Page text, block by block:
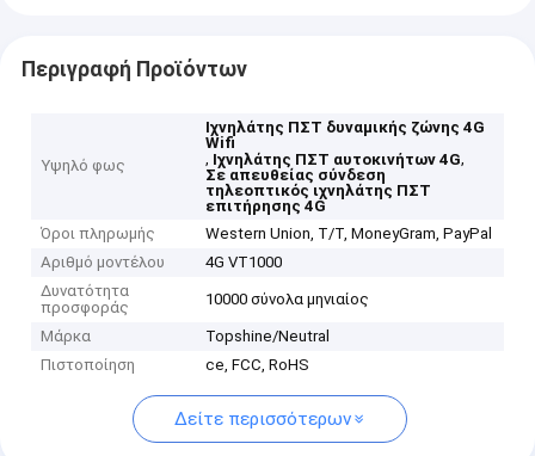
Περιγραφή Προϊόντων
Υψηλό φως
Ιχνηλάτης ΠΣΤ δυναμικής ζώνης 4G
Wifi
, Ιχνηλάτης ΠΣΤ αυτοκινήτων 4G,
Σε απευθείας σύνδεση
τηλεοπτικός ιχνηλάτης ΠΣΤ
επιτήρησης 4G
Όροι πληρωμής
Western Union, T/T, MoneyGram, PayPal
Αριθμό μοντέλου
4G VT1000
Δυνατότητα
προσφοράς
10000 σύνολα μηνιαίος
Μάρκα
Topshine/Neutral
Πιστοποίηση
ce, FCC, RoHS
Δείτε περισσότερων